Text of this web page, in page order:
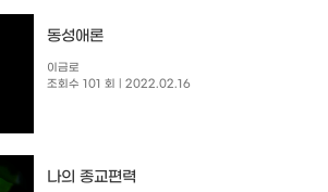
동성애론
이금로
조회수 101 회
| 2022.02.16
나의 종교편력